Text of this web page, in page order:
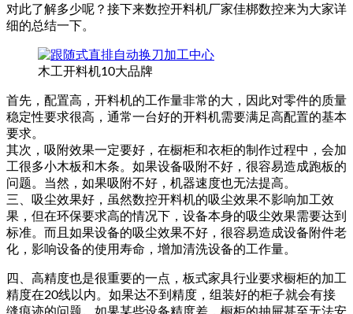
对此了解多少呢？接下来数控开料机厂家佳梆数控来为大家详
细的总结一下。
木工开料机10大品牌
首先，配置高，开料机的工作量非常的大，因此对零件的质量
稳定性要求很高，通常一台好的开料机需要满足高配置的基本
要求。
其次，吸附效果一定要好，在橱柜和衣柜的制作过程中，会加
工很多小木板和木条。如果设备吸附不好，很容易造成跑板的
问题。当然，如果吸附不好，机器速度也无法提高。
三、吸尘效果好，虽然数控开料机的吸尘效果不影响加工效
果，但在环保要求高的情况下，设备本身的吸尘效果需要达到
标准。而且如果设备的吸尘效果不好，很容易造成设备附件老
化，影响设备的使用寿命，增加清洗设备的工作量。
四、高精度也是很重要的一点，板式家具行业要求橱柜的加工
精度在20线以内。如果达不到精度，组装好的柜子就会有接